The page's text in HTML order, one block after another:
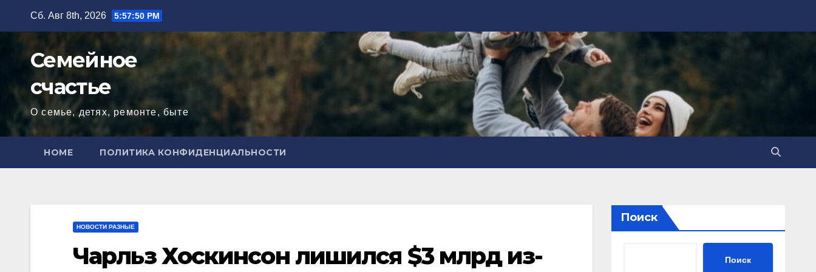
содержимому
Сб. Авг 8th, 2026 5:57:51 PM
Семейное
счастье
О семье, детях, ремонте, быте
HOME ПОЛИТИКА КОНФИДЕНЦИАЛЬНОСТИ
НОВОСТИ РАЗНЫЕ
Чарльз Хоскинсон лишился $3 млрд из-
Поиск
Поиск